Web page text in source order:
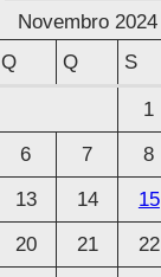
q
Novembro 2024
Q Q S
1
6 7 8
13 14 15
20 21 22